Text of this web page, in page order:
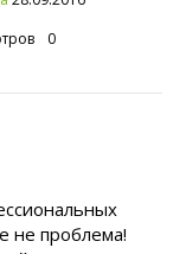
0
не проблема!